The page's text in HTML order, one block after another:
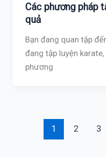
Các phương pháp
quả
Bạn đang quan tập
đang tập luyện
phương
1 2 3